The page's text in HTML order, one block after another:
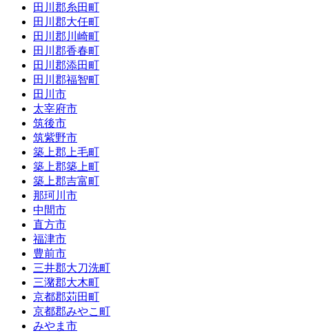
田川郡糸田町
田川郡大任町
田川郡川崎町
田川郡香春町
田川郡添田町
田川郡福智町
田川市
太宰府市
筑後市
筑紫野市
築上郡上毛町
築上郡築上町
築上郡吉富町
那珂川市
中間市
直方市
福津市
豊前市
三井郡大刀洗町
三潴郡大木町
京都郡苅田町
京都郡みやこ町
みやま市